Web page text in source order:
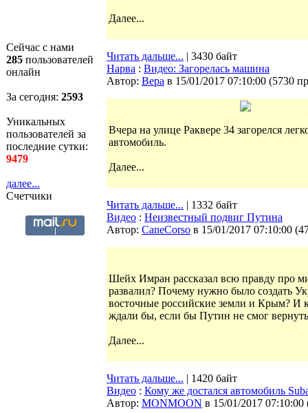
Сейчас с нами
285 пользователей
онлайн
За сегодня: 2593
Уникальных
пользователей за
последние сутки:
9479
далее...
Счетчики
Далее...
Читать дальше... | 3430 байт
Нарва : Видео: Загорелась машина
Автор: Bepa в 15/01/2017 07:10:00 (5730
Вчера на улице Раквере 34 загорелся
автомобиль.
Далее...
Читать дальше... | 1332 байт
Видео : Неизвестный подвиг Путина
Автор: CaneCorso в 15/01/2017 07:10:00 (
Шейх Имран рассказал всю правду про
развалил? Почему нужно было создать
восточные российские земли и Крым? И
ждали бы, если бы Путин не смог
Далее...
Читать дальше... | 1420 байт
Видео : Кому же достался автомобиль
Автор: MONMOON в 15/01/2017 07:10:00